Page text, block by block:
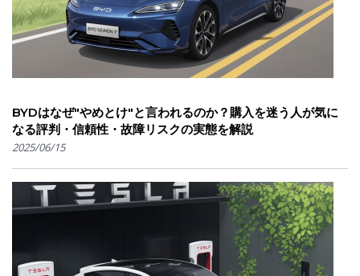
BYDはなぜ"やめとけ"と言われるのか？購入を迷う人が気に
なる評判・信頼性・故障リスクの実態を解説
2025/06/15